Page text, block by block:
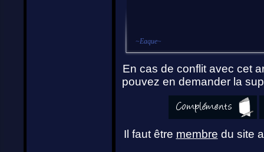
~Eaque~
En cas de conflit avec cet
pouvez en demander la
Il faut être membre du site